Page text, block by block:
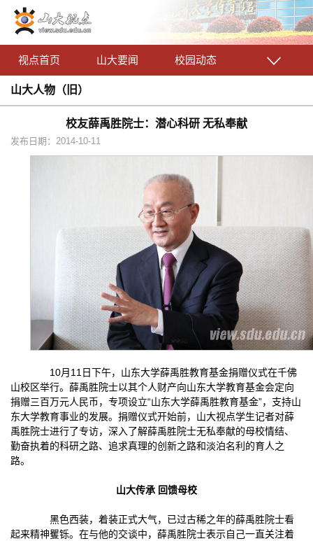
视点首页 山大要闻 校园动态
山大人物（旧）
校友薛禹胜院士：潜心科研 无私奉献
发布日期：2014-10-11
10月11日下午，山东大学薛禹胜教育基金捐赠仪式在千佛
山校区举行。薛禹胜院士以其个人财产向山东大学教育基金会定向
捐赠三百万元人民币，专项设立“山东大学薛禹胜教育基金”，支持山
东大学教育事业的发展。捐赠仪式开始前，山大视点学生记者对薛
禹胜院士进行了专访，深入了解薛禹胜院士无私奉献的母校情结、
勤奋执着的科研之路、追求真理的创新之路和淡泊名利的育人之
路。
山大传承 回馈母校
黑色西装，着装正式大气，已过古稀之年的薛禹胜院士看
起来精神矍铄。在与他的交谈中，薛禹胜院士表示自己一直关注着